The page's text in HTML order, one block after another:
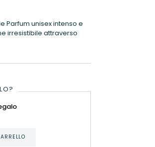
Parfum unisex intenso e
irresistibile attraverso